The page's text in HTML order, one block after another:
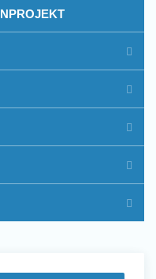
im Ausland